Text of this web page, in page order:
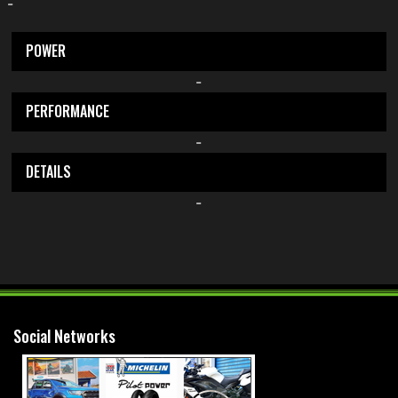
-
POWER
-
PERFORMANCE
-
DETAILS
-
Social Networks